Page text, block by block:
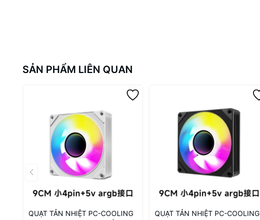
SẢN PHẨM LIÊN QUAN
QUẠT TẢN NHIỆT PC-COOLING
QUẠT TẢN NHIỆT PC-COOLING